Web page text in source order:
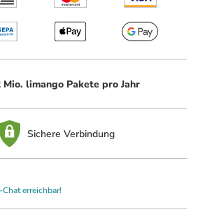
Mio. limango Pakete pro Jahr
Sichere Verbindung
erreichbar!